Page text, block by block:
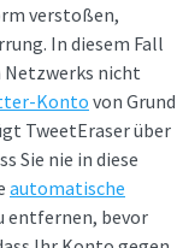
verstoßen,
In diesem Fall
Netzwerks nicht
Konto von Grund
TweetEraser über
Sie nie in diese
automatische
entfernen, bevor